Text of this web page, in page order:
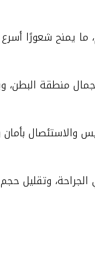
يمنح شعورًا أسرع
البطن، ويمنع
وتقليل حجم